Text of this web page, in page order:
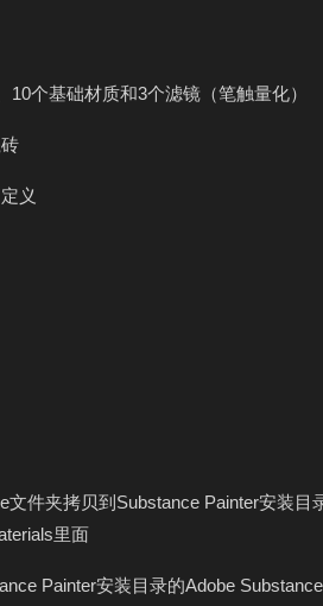
个基础材质和3个滤镜（笔触量化）
义
文件夹拷贝到Substance Painter安装目
里面
Painter安装目录的Adobe